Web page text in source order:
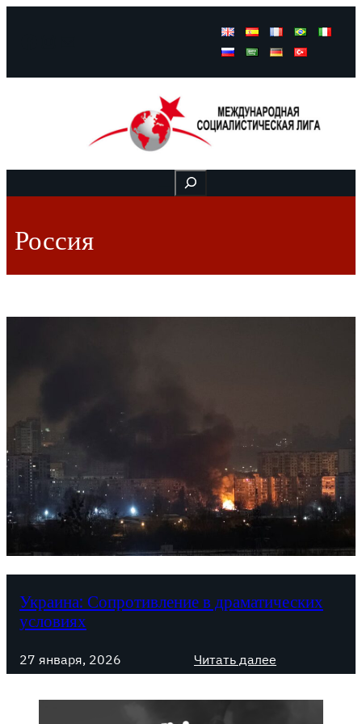
Buscar
Россия
Украина: Сопротивление в драматических
условиях
27 января, 2026 Читать далее
У
к